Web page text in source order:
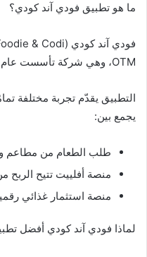
ما هو تطبيق فودي آند كودي؟
OTM، وهي شركة تأسست عام 2022 تحت إشراف وزارة الاستثمار.
التطبيق يقدّم تجربة مختلفة
يجمع بين:
طلب الطعام من مطاعم
منصة أفلييت تتيح
منصة استثمار غذائي
لماذا فودي آند كودي أفضل